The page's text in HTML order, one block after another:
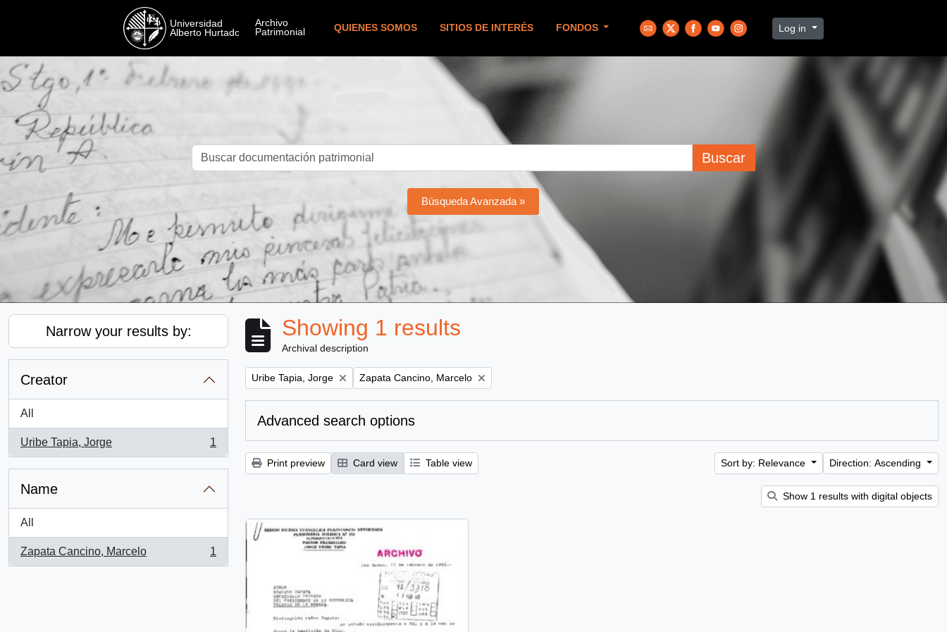
QUIENES SOMOS SITIOS DE INTERÉS FONDOS Log in
Buscar
Búsqueda Avanzada »
Narrow your results by:
Creator
All
Uribe Tapia, Jorge
, 1 results
1
Name
All
Zapata Cancino, Marcelo
, 1 results
1
Showing 1 results
Archival description
Remove filter:
Uribe Tapia, Jorge Remove filter:
Zapata Cancino, Marcelo
Advanced search options
Print preview Card view Table view Sort by: Relevance Direction: Ascending
Show 1 results with digital objects